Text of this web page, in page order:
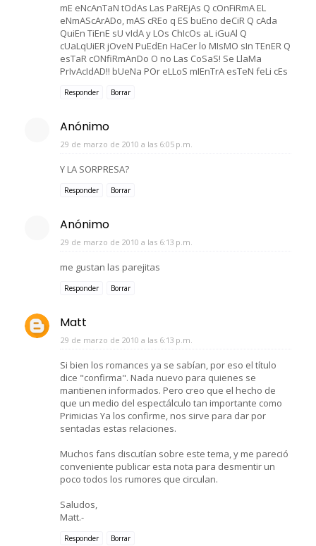
mE eNcAnTaN tOdAs Las PaREjAs Q cOnFiRmA EL
eNmAScArADo, mAS cREo q ES buEno deCiR Q cAda
QuiEn TiEnE sU vIdA y LOs ChIcOs aL iGuAl Q
cUaLqUiER jOveN PuEdEn HaCer lo MIsMO sIn TEnER Q
esTaR cONfiRmAnDo O no Las CoSaS! Se LlaMa
PrIvAcIdAD!! bUeNa POr eLLoS mIEnTrA esTeN feLi cEs
Responder Borrar
Anónimo
29 de marzo de 2010 a las 6:05 p.m.
Y LA SORPRESA?
Responder Borrar
Anónimo
29 de marzo de 2010 a las 6:13 p.m.
me gustan las parejitas
Responder Borrar
Matt
29 de marzo de 2010 a las 6:13 p.m.
Si bien los romances ya se sabían, por eso el título
dice "confirma". Nada nuevo para quienes se
mantienen informados. Pero creo que el hecho de
que un medio del espectálculo tan importante como
Primicias Ya los confirme, nos sirve para dar por
sentadas estas relaciones.
Muchos fans discutían sobre este tema, y me pareció
conveniente publicar esta nota para desmentir un
poco todos los rumores que circulan.
Saludos,
Matt.-
Responder Borrar